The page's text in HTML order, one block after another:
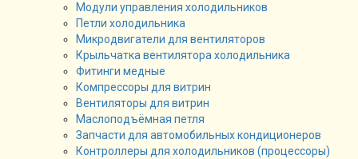
Модули управления холодильников
Петли холодильника
Микродвигатели для вентиляторов
Крыльчатка вентилятора холодильника
Фитинги медные
Компрессоры для витрин
Вентиляторы для витрин
Маслоподъёмная петля
Запчасти для автомобильных кондиционеров
Контроллеры для холодильников (процессоры)